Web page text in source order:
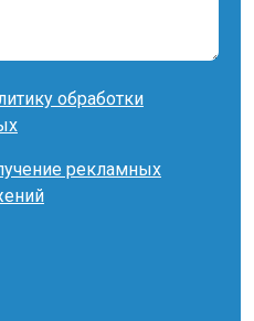
обработки
рекламных